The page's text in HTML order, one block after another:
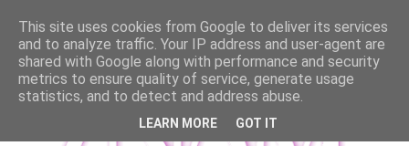
This site uses cookies from Google to deliver its services
and to analyze traffic. Your IP address and user-agent are
shared with Google along with performance and security
metrics to ensure quality of service, generate usage
statistics, and to detect and address abuse.
LEARN MORE GOT IT